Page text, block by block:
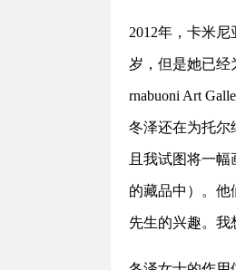
2012年，卡米
岁，但是她已经
rnabuoni Art
冬泽还在为托尔
且我试图将一
的藏品中）。
先生的兴趣。我